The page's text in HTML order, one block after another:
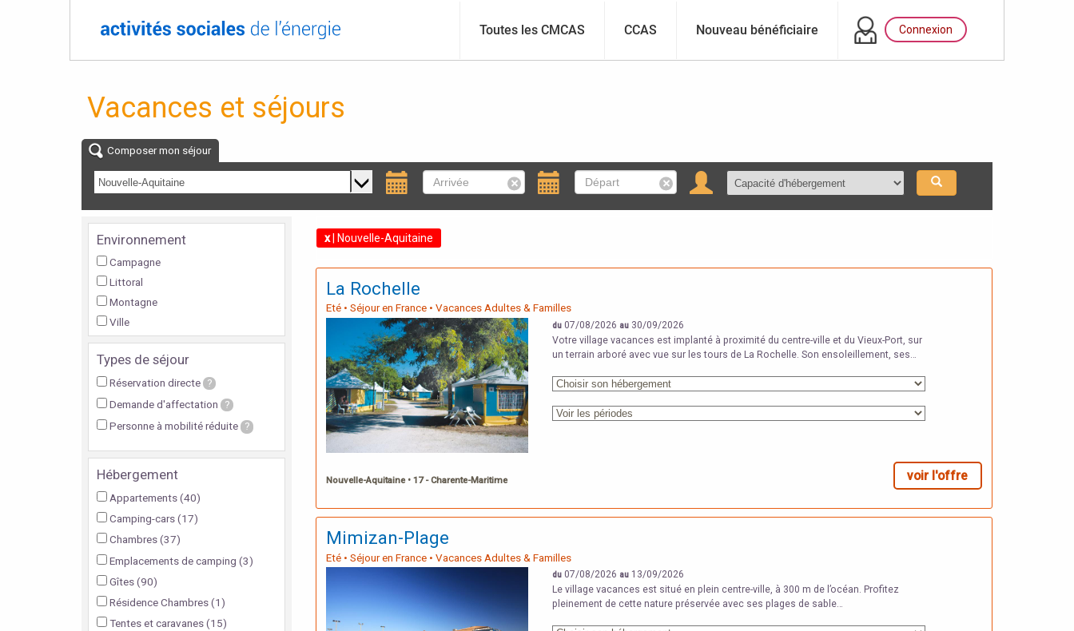
Toutes les CMCAS CCAS Nouveau bénéficiaire Connexion
Vacances et séjours
Composer mon séjour
Environnement
Campagne
Littoral
Montagne
Ville
Types de séjour
Réservation directe ?
Demande d'affectation
?
Personne à mobilité réduite ?
Hébergement
Appartements (40)
Camping-cars (17)
Chambres (37)
Emplacements de camping (3)
Gîtes (90)
Résidence Chambres (1)
Tentes et caravanes (15)
x | Nouvelle-Aquitaine
La Rochelle
Eté • Séjour en France • Vacances Adultes & Familles
du 07/08/2026 au 30/09/2026
Votre village vacances est implanté à proximité du centre-ville et du Vieux-Port, sur
un terrain arboré avec vue sur les tours de La Rochelle. Son ensoleillement, ses…
voir l'offre
Nouvelle-Aquitaine • 17 - Charente-Maritime
Mimizan-Plage
Eté • Séjour en France • Vacances Adultes & Familles
du 07/08/2026 au 13/09/2026
Le village vacances est situé en plein centre-ville, à 300 m de l’océan. Profitez
pleinement de cette nature préservée avec ses plages de sable…